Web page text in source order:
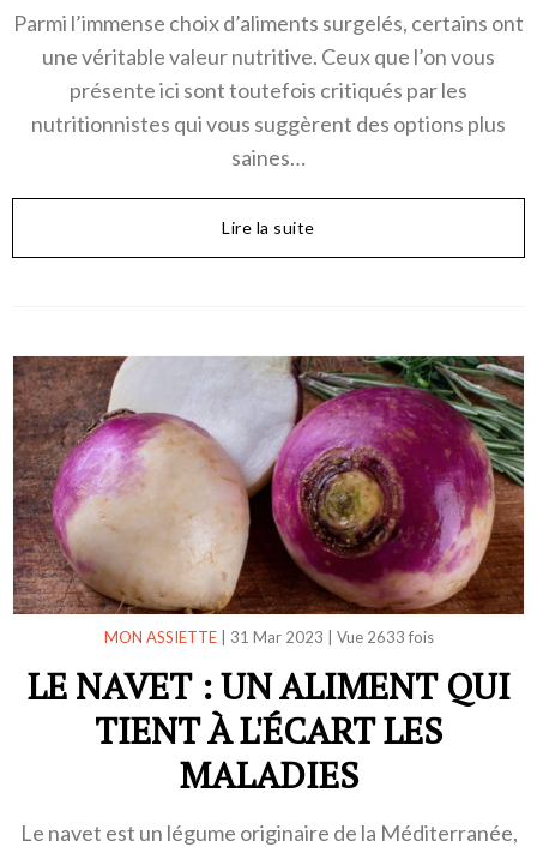
Parmi l’immense choix d’aliments surgelés, certains ont
une véritable valeur nutritive. Ceux que l’on vous
présente ici sont toutefois critiqués par les
nutritionnistes qui vous suggèrent des options plus
saines…
Lire la suite
MON ASSIETTE| 31 Mar 2023 Vue 2633 fois
LE NAVET : UN ALIMENT QUI
TIENT À L'ÉCART LES
MALADIES
Le navet est un légume originaire de la Méditerranée,